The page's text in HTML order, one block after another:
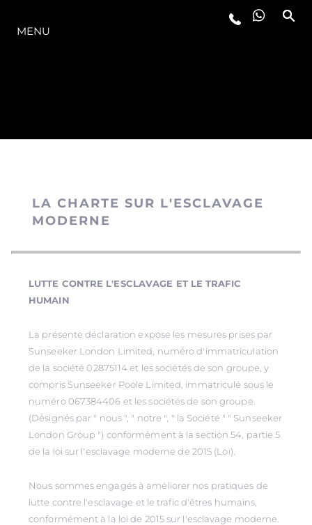
MENU
LA CHARTE SUR L'ESCLAVAGE
MODERNE
LUTTE CONTRE L'ESCLAVAGE ET LE TRAFIC
HUMAIN
La présente déclaration expose les mesures prises par
Sunseeker London Limited, numéro d'immatriculation
de la société 02875114 et les sociétés de son groupe, y
compris Sunseeker Poole Limited, immatriculé sous le
numéro 067384406 et les sociétés de son groupe.
(Désignés par " nous ", " notre ", " la Société " " Sunseeker
London Group ") conformément à la section 54, partie 5
de la loi sur l'esclavage moderne de 2015 (Loi).
Nous sommes engagés à améliorer nos pratiques de
lutte contre l'esclavage et le trafic d'êtres humains,
conformément à la loi de 2015 sur l'esclavage moderne.